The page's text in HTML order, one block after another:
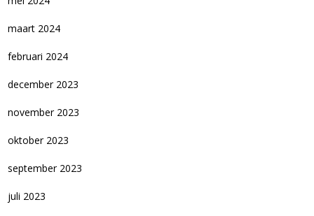
maart 2024
februari 2024
december 2023
november 2023
oktober 2023
september 2023
juli 2023